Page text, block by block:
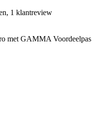
1 klantreview
met GAMMA Voordeelpas